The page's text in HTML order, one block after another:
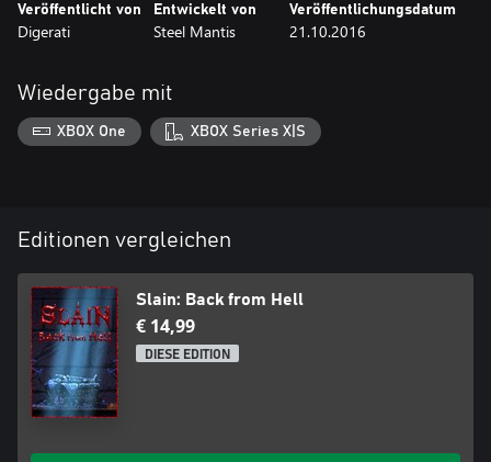
Makro-Unter-Miniboss-Kämpfe.
Kein mühsames Stufenaufsteigen, kein langweiliges Grinden, kein
Veröffentlicht von
Digerati
Entwickelt von
Steel Mantis
Veröffentlichungsdatum
21.10.2016
Wiedergabe mit
XBOX One XBOX Series X|S
Editionen vergleichen
Slain: Back from Hell
€ 14,99
DIESE EDITION